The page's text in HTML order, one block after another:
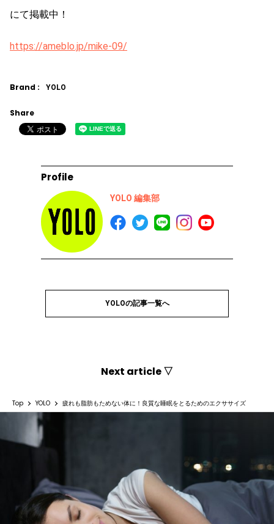
にて掲載中！
https://ameblo.jp/mike-09/
Brand : YOLO
Share
Profile
YOLO 編集部
YOLOの記事一覧へ
Next article ▽
Top YOLO 疲れも脂肪もためない体に！良質な睡眠をとるためのエクササイズ